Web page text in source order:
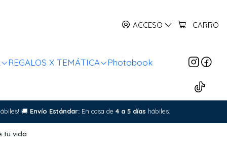
ACCESO CARRO
REGALOS X TEMÁTICA Photobook
🚚 Envío Estándar: En casa de 4 a 5 días hábiles.
tu vida